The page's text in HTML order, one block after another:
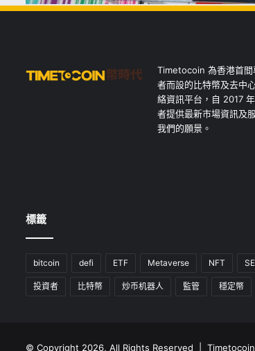
Timetocoin 為香港首間
者而設的比特幣及去中
絡資訊平台，自 2017
者提供最新市場資訊及
我們的願景。
標籤
bitcoin defi ETF Metaverse NFT
投資者 比特幣 炒币机器人 監管 穩定幣
© Copyright 2026, All Rights Reserved |